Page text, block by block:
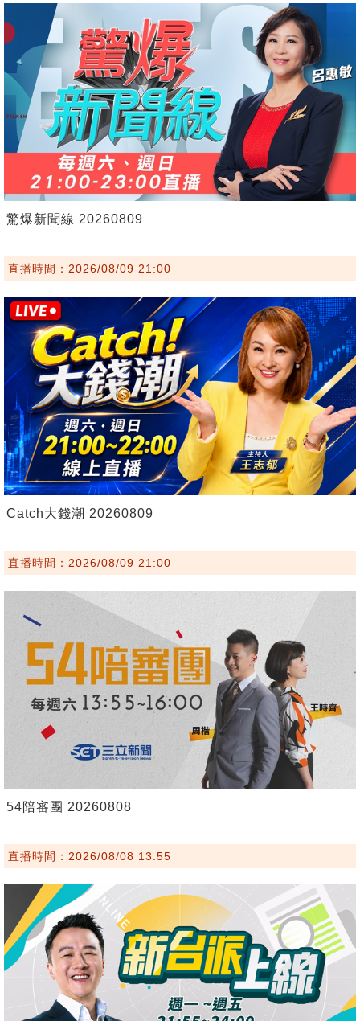
驚爆新聞線 20260809
直播時間：2026/08/09 21:00
Catch大錢潮 20260809
直播時間：2026/08/09 21:00
54陪審團 20260808
直播時間：2026/08/08 13:55